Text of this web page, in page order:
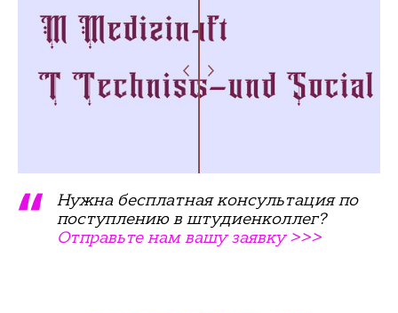
Нужна бесплатная консультация по
поступлению в штудиенколлег?
Отправьте нам вашу заявку >>>